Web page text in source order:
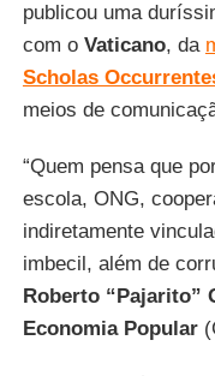
publicou uma
com o Vaticano, da
Scholas
meios de
“Quem pensa que
escola, ONG,
indiretamente
imbecil, além de
Roberto “Pajarito”
Economia Popular